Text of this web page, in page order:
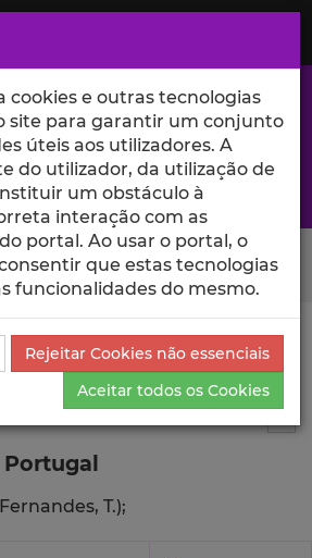
e ciência no Iscte
Descrição Detalhada da
T.);
cookies e outras tecnologias
site para garantir um conjunto
úteis aos utilizadores. A
do utilizador, da utilização de
um obstáculo à
interação com as
portal. Ao usar o portal, o
que estas tecnologias
funcionalidades do mesmo.
Rejeitar Cookies não essenciais
Aceitar todos os Cookies